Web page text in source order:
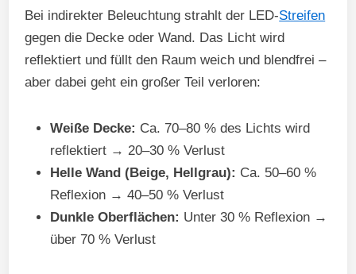
Bei indirekter Beleuchtung strahlt der LED-Streifen
gegen die Decke oder Wand. Das Licht wird
reflektiert und füllt den Raum weich und blendfrei –
aber dabei geht ein großer Teil verloren:
Weiße Decke: Ca. 70–80 % des Lichts wird
reflektiert → 20–30 % Verlust
Helle Wand (Beige, Hellgrau): Ca. 50–60 %
Reflexion → 40–50 % Verlust
Dunkle Oberflächen: Unter 30 % Reflexion →
über 70 % Verlust